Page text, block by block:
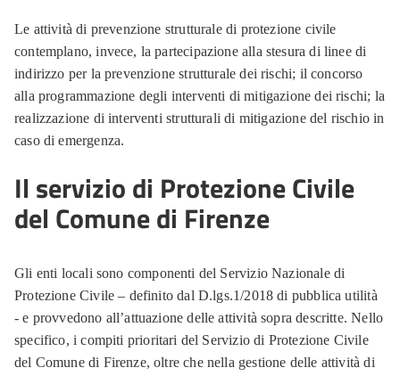
Le attività di prevenzione strutturale di protezione civile
contemplano, invece, la partecipazione alla stesura di linee di
indirizzo per la prevenzione strutturale dei rischi; il concorso
alla programmazione degli interventi di mitigazione dei rischi; la
realizzazione di interventi strutturali di mitigazione del rischio in
caso di emergenza.
Il servizio di Protezione Civile
del Comune di Firenze
Gli enti locali sono componenti del Servizio Nazionale di
Protezione Civile – definito dal D.lgs.1/2018 di pubblica utilità
- e provvedono all’attuazione delle attività sopra descritte. Nello
specifico, i compiti prioritari del Servizio di Protezione Civile
del Comune di Firenze, oltre che nella gestione delle attività di